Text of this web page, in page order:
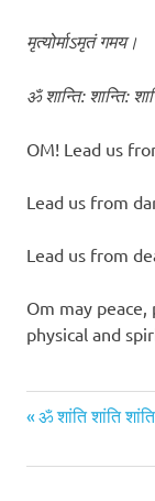
मृत्योर्माऽमृतं गमय।
ॐ शान्ति: शान्ति:
OM! Lead us
Lead us from
Lead us from
Om may peace,
physical and
Post
Previous
ॐ शांति शांति